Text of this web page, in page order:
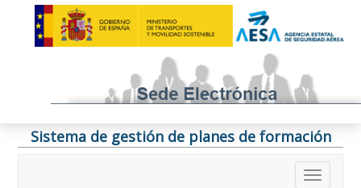
Sistema de gestión de planes de formación